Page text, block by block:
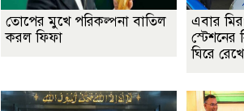
তোপের মুখে পরিকল্পনা বাতিল
করল ফিফা
এবার
স্টেশনের
ঘিরে